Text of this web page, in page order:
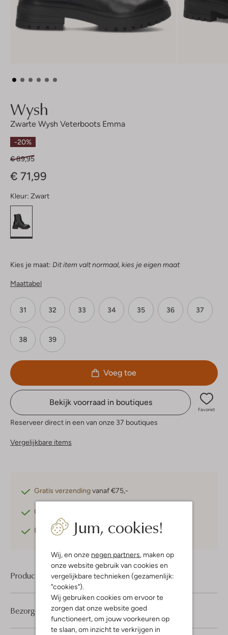
Jum, cookies!
Wij, en onze negen partners , maken op
onze website gebruik van cookies en
vergelijkbare technieken (gezamenlijk:
"cookies").
Wij gebruiken cookies om ervoor te
zorgen dat onze website goed
functioneert, om jouw voorkeuren op
te slaan, om inzicht te verkrijgen in
Wysh
Zwarte Wysh Veterboots Emma
-20%
€ 89,95
€ 71,99
Kleur: Zwart
Kies je maat: Dit item valt normaal, kies je eigen maat
Maattabel
31 32 33 34 35 36 37
38 39
Voeg toe
Bekijk voorraad in boutiques
Favoriet
Reserveer direct in een van onze 37 boutiques
Vergelijkbare items
Gratis verzendingvanaf €75,-
Gratis retourneren
Betaal achterafmet Klarna
Product informatie
Bezorgen & retourneren